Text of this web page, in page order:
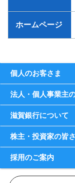
ホームページ
個人のお客さま
法人・個人事業主
滋賀銀行について
株主・投資家の皆
採用のご案内